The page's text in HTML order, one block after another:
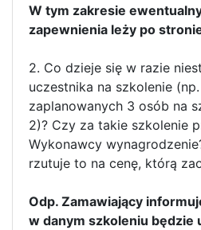
W tym zakresie
zapewnienia leży po
2. Co dzieje się w razie
uczestnika na szkolenie
zaplanowanych 3 osób na
2)? Czy za takie szkolenie
Wykonawcy
rzutuje to na cenę, którą
Odp. Zamawiający
w danym szkoleniu będzie